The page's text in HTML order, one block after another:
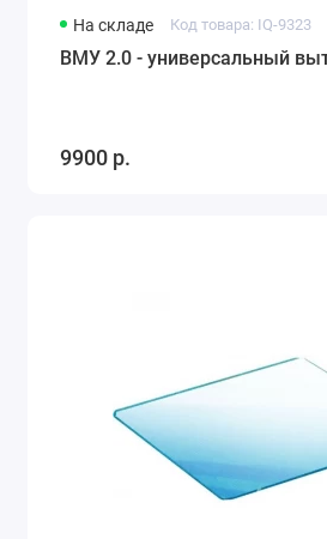
На складе Код товара: IQ-9323
ВМУ 2.0 - универсальный
9900 р.